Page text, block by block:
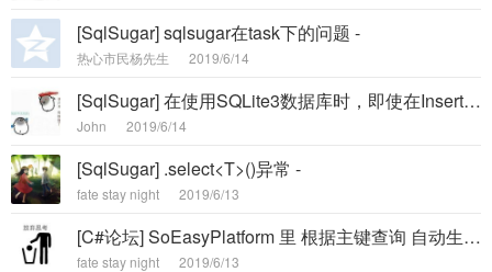
[SqlSugar] sqlsugar在task下的问题 -
热心市民杨先生 2019/6/14
[SqlSugar] 在使用SQLite3数据库时，即使在Insert时提示"database is locked in ..."也能成功写入 -
John 2019/6/14
[SqlSugar] .select<T>()异常 -
fate stay night 2019/6/13
[C#论坛] SoEasyPlatform 里 根据主键查询 自动生成的代码有问题. -
fate stay night 2019/6/13